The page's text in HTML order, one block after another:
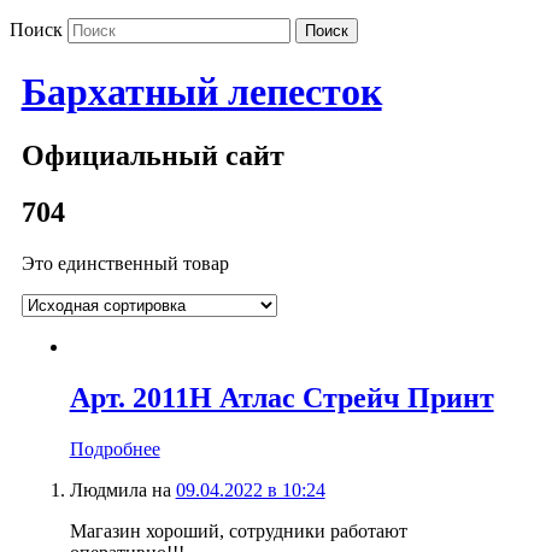
Поиск
Бархатный лепесток
Официальный сайт
704
Это единственный товар
Арт. 2011Н Атлас Стрейч Принт
Подробнее
Людмила на 09.04.2022 в 10:24
Магазин хороший, сотрудники работают